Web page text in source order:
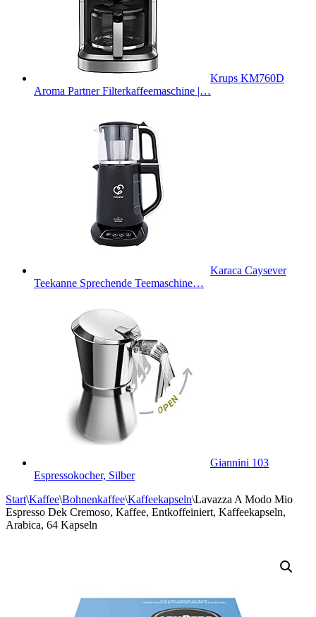
Krups KM760D
Aroma Partner Filterkaffeemaschine |…
Karaca Caysever
Teekanne Sprechende Teemaschine…
Giannini 103
Espressokocher, Silber
Start\Kaffee\Bohnenkaffee\Kaffeekapseln\Lavazza A Modo Mio
Espresso Dek Cremoso, Kaffee, Entkoffeiniert, Kaffeekapseln,
Arabica, 64 Kapseln